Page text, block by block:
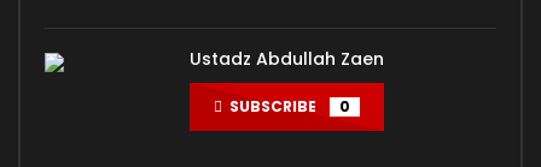
Ustadz Abdullah Zaen
SUBSCRIBE 0